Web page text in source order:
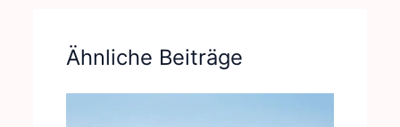
Ähnliche Beiträge